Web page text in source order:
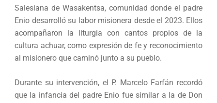
Salesiana de Wasakentsa, comunidad donde el padre
Enio desarrolló su labor misionera desde el 2023. Ellos
acompañaron la liturgia con cantos propios de la
cultura achuar, como expresión de fe y reconocimiento
al misionero que caminó junto a su pueblo.
Durante su intervención, el P. Marcelo Farfán recordó
que la infancia del padre Enio fue similar a la de Don